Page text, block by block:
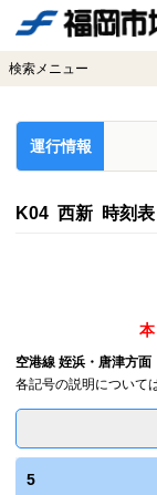
検索メニュー
運行情報
K04 西新 時刻表
本
空港線 姪浜・唐津方面
各記号の説明について
5